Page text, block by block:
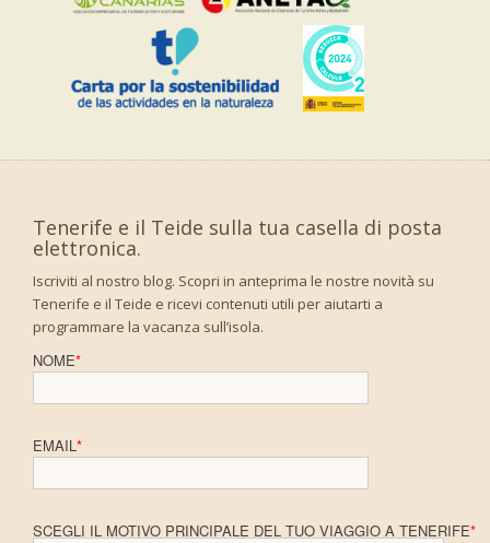
Tenerife e il Teide sulla tua casella di posta
elettronica.
Iscriviti al nostro blog. Scopri in anteprima le nostre novità su
Tenerife e il Teide e ricevi contenuti utili per aiutarti a
programmare la vacanza sull’isola.
NOME*
EMAIL*
SCEGLI IL MOTIVO PRINCIPALE DEL TUO VIAGGIO A TENERIFE*